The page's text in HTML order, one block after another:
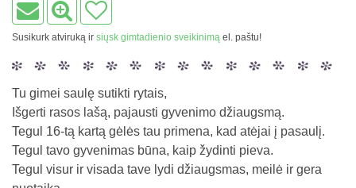
Susikurk atviruką ir siųsk gimtadienio sveikinimą el. paštu!
Tu gimei saulę sutikti rytais,
Išgerti rasos lašą, pajausti gyvenimo džiaugsmą.
Tegul 16-tą kartą gėlės tau primena, kad atėjai į pasaulį.
Tegul tavo gyvenimas būna, kaip žydinti pieva.
Tegul visur ir visada tave lydi džiaugsmas, meilė ir gera